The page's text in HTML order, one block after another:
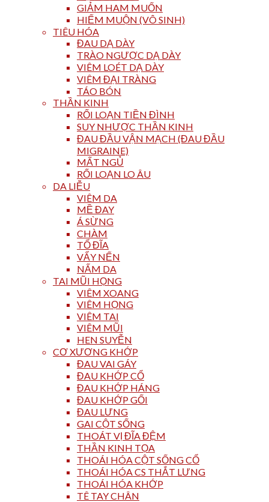
GIẢM HAM MUỐN
HIẾM MUỘN (VÔ SINH)
TIÊU HÓA
ĐAU DẠ DÀY
TRÀO NGƯỢC DẠ DÀY
VIÊM LOÉT DẠ DÀY
VIÊM ĐẠI TRÀNG
TÁO BÓN
THẦN KINH
RỐI LOẠN TIỀN ĐÌNH
SUY NHƯỢC THẦN KINH
ĐAU ĐẦU VẬN MẠCH (ĐAU ĐẦU
MIGRAINE)
MẤT NGỦ
RỐI LOẠN LO ÂU
DA LIỄU
VIÊM DA
MỀ ĐAY
Á SỪNG
CHÀM
TỔ ĐĨA
VẨY NẾN
NẤM DA
TAI MŨI HỌNG
VIÊM XOANG
VIÊM HỌNG
VIÊM TAI
VIÊM MŨI
HEN SUYỄN
CƠ XƯƠNG KHỚP
ĐAU VAI GÁY
ĐAU KHỚP CỔ
ĐAU KHỚP HÁNG
ĐAU KHỚP GỐI
ĐAU LƯNG
GAI CỘT SỐNG
THOÁT VỊ ĐĨA ĐỆM
THẦN KINH TỌA
THOÁI HÓA CỘT SỐNG CỔ
THOÁI HÓA CS THẮT LƯNG
THOÁI HÓA KHỚP
TÊ TAY CHÂN